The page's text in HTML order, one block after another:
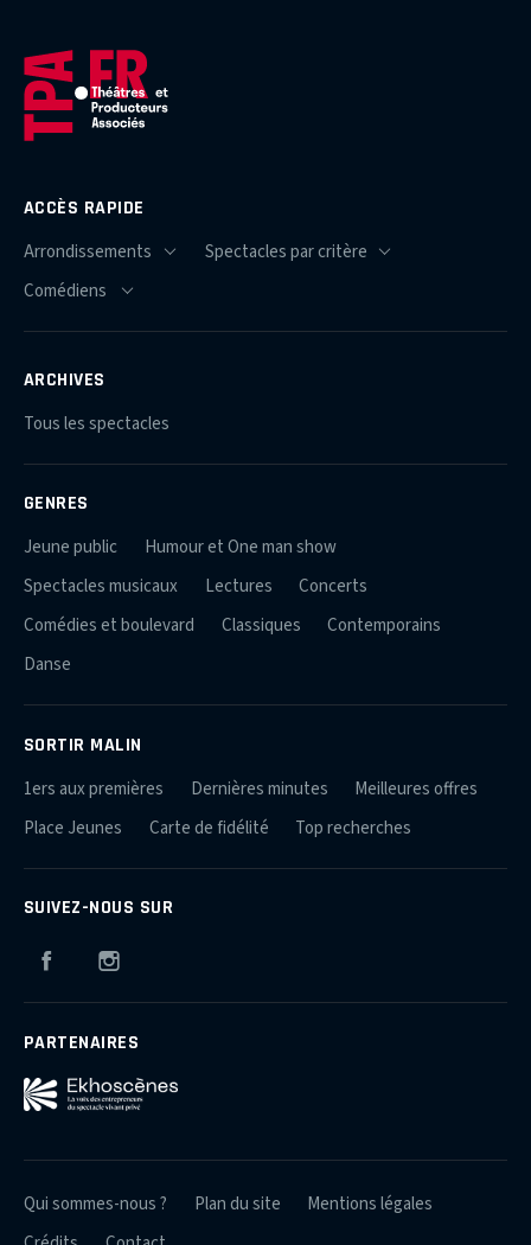
ACCÈS RAPIDE
ARCHIVES
Tous les spectacles
GENRES
Jeune public
Humour et One man show
Spectacles musicaux
Lectures
Concerts
Comédies et boulevard
Classiques
Contemporains
Danse
SORTIR MALIN
1ers aux premières Dernières minutes
Meilleures offres
Place Jeunes
Carte de fidélité Top recherches
SUIVEZ-NOUS SUR
Facebook
PARTENAIRES
Qui sommes-nous ? Plan du site
Mentions légales